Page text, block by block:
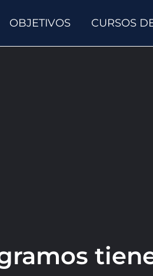
OBJETIVOS CURSOS